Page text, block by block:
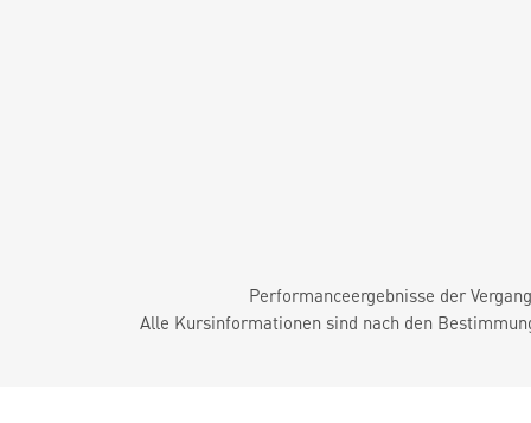
Performanceergebnisse der
Alle Kursinformationen sind nach den